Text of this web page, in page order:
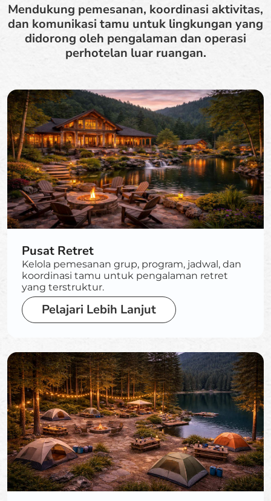
Mendukung pemesanan, koordinasi aktivitas,
dan komunikasi tamu untuk lingkungan yang
didorong oleh pengalaman dan operasi
perhotelan luar ruangan.
Pusat Retret
Kelola pemesanan grup, program, jadwal, dan
koordinasi tamu untuk pengalaman retret
yang terstruktur.
Pelajari Lebih Lanjut